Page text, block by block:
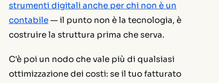
strumenti digitali anche per chi non è un
contabile— il punto non è la tecnologia, è
costruire la struttura prima che serva.
C'è poi un nodo che vale più di qualsiasi
ottimizzazione dei costi: se il tuo fatturato